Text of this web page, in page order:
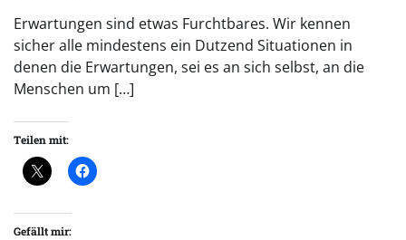
Erwartungen sind etwas Furchtbares. Wir kennen
sicher alle mindestens ein Dutzend Situationen in
denen die Erwartungen, sei es an sich selbst, an die
Menschen um […]
Teilen mit:
Gefällt mir: